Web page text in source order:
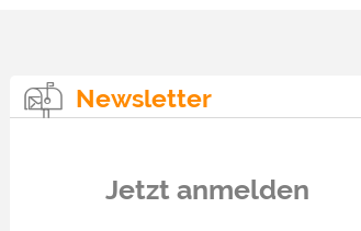
Newsletter
Jetzt anmelden